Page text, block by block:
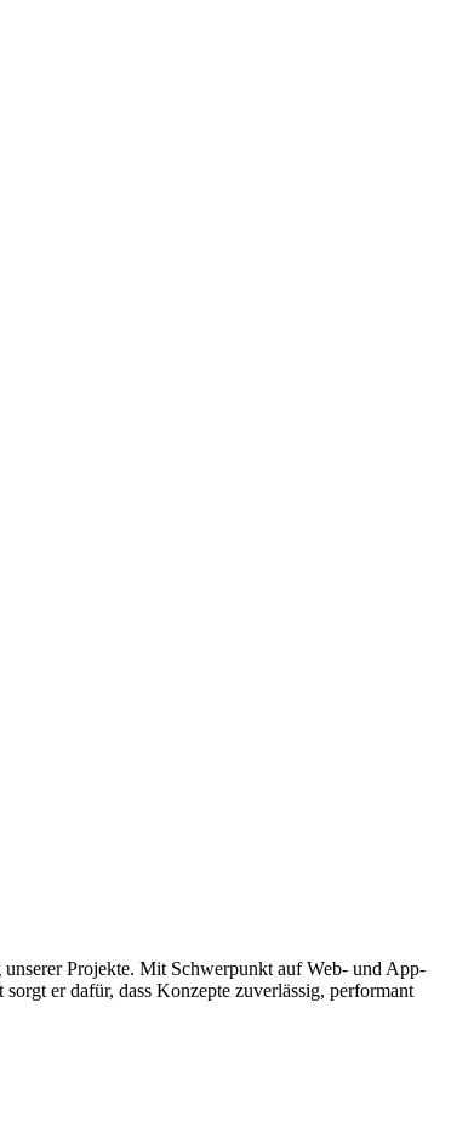
Projekte. Mit Schwerpunkt auf Web- und App-
er dafür, dass Konzepte zuverlässig, performant